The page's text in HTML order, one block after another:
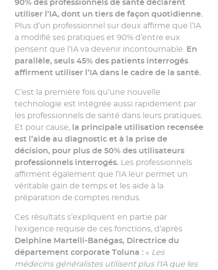
90% des professionnels de santé déclarent
utiliser l’IA, dont un tiers de façon quotidienne.
Plus d’un professionnel sur deux affirme que l’IA
a modifié ses pratiques et 90% d’entre eux
pensent que l’IA va devenir incontournable. En
parallèle, seuls 45% des patients interrogés
affirment utiliser l’IA dans le cadre de la santé.
C’est la première fois qu’une nouvelle
technologie est intégrée aussi rapidement par
les professionnels de santé dans leurs pratiques.
Et pour cause, la principale utilisation recensée
est l’aide au diagnostic et à la prise de
décision, pour plus de 50% des utilisateurs
professionnels interrogés. Les professionnels
affirment également que l’IA leur permet un
véritable gain de temps et les aide à la
préparation de comptes rendus.
Ces résultats s’expliquent en partie par
l'exigence requise de ces fonctions, d’après
Delphine Martelli-Banégas, Directrice du
département corporate Toluna : « Les
médecins généralistes utilisent plus l'IA que les